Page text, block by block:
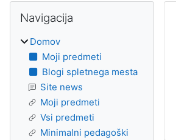
Bloki
Navigacija
Domov
Moji predmeti
Blogi spletnega mesta
Site news
Moji predmeti
Vsi predmeti
Minimalni pedagoški